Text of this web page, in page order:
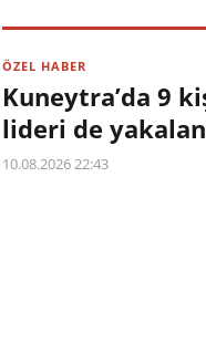
ÖZEL HABER
Kuneytra’da 9
lideri de
10.08.2026 22:43